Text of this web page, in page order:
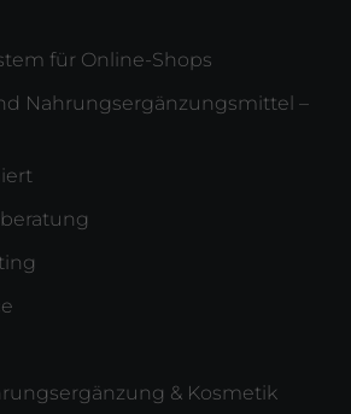
für Online-Shops
Nahrungsergänzungsmittel –
& Kosmetik